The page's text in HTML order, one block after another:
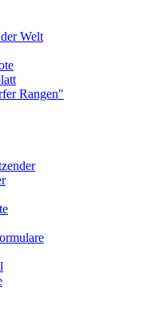
Welt
Rangen"